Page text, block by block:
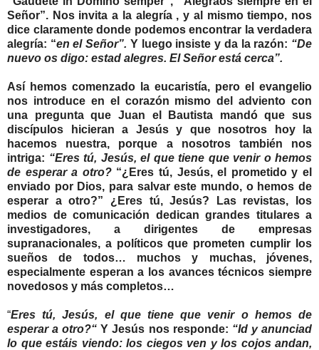
Señor”. Nos invita a la alegría , y al mismo tiempo, nos
dice claramente donde podemos encontrar la verdadera
alegría: “en el Señor”. Y luego insiste y da la razón: “De
nuevo os digo: estad alegres. El Señor está cerca”.
Así hemos comenzado la eucaristía, pero el evangelio
nos introduce en el corazón mismo del adviento con
una pregunta que Juan el Bautista mandó que sus
discípulos hicieran a Jesús y que nosotros hoy la
hacemos nuestra, porque a nosotros también nos
intriga: “Eres tú, Jesús, el que tiene que venir o hemos
de esperar a otro? “¿Eres tú, Jesús, el prometido y el
enviado por Dios, para salvar este mundo, o hemos de
esperar a otro?” ¿Eres tú, Jesús? Las revistas, los
medios de comunicación dedican grandes titulares a
investigadores, a dirigentes de empresas
supranacionales, a políticos que prometen cumplir los
sueños de todos… muchos y muchas, jóvenes,
especialmente esperan a los avances técnicos siempre
novedosos y más completos…
“Eres tú, Jesús, el que tiene que venir o hemos de
esperar a otro?“Y Jesús nos responde: “Id y anunciad
lo que estáis viendo: los ciegos ven y los cojos andan,